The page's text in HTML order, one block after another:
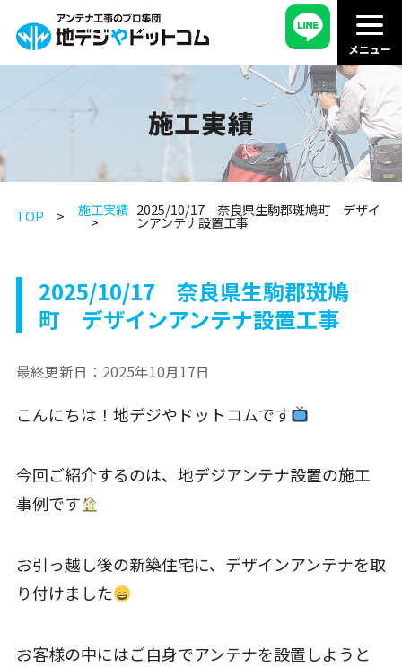
施工実績
TOP 施工実績 2025/10/17 奈良県生駒郡斑鳩町 デザイ
ンアンテナ設置工事
2025/10/17 奈良県生駒郡斑鳩
町 デザインアンテナ設置工事
最終更新日： 2025年10月17日
こんにちは！地デジやドットコムです
今回ご紹介するのは、地デジアンテナ設置の施工
事例です
お引っ越し後の新築住宅に、デザインアンテナを取
り付けました
お客様の中にはご自身でアンテナを設置しようと